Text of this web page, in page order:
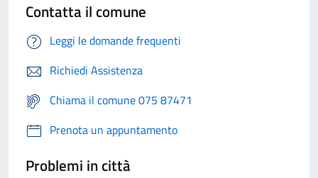
Contatta il comune
Leggi le domande frequenti
Richiedi Assistenza
Chiama il comune 075 87471
Prenota un appuntamento
Problemi in città